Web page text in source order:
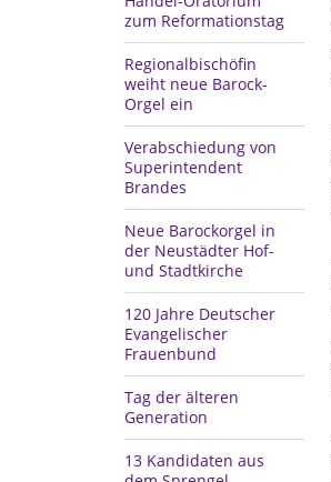
zum Reformationstag
Regionalbischöfin
weiht neue Barock-
Orgel ein
Verabschiedung von
Superintendent
Brandes
Neue Barockorgel in
der Neustädter Hof-
und Stadtkirche
120 Jahre Deutscher
Evangelischer
Frauenbund
Tag der älteren
Generation
13 Kandidaten aus